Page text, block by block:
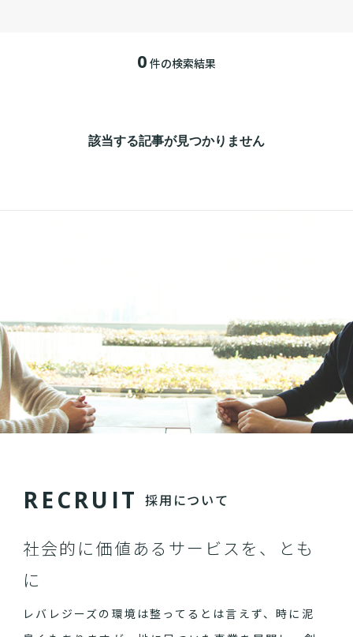
0 件の検索結果
該当する記事が見つかりません
RECRU IT 採用について
社会的に価値あるサービスを、とも
に
レバレジーズの環境は整ってるとは言えず、時に泥